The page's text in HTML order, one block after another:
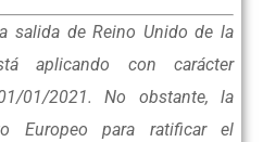
salida de Reino Unido de la
aplicando con carácter
01/2021. No obstante, la
Europeo para ratificar el